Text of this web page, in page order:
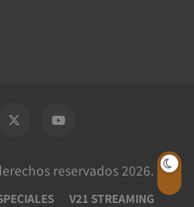
reservados 2026.
V21 STREAMING